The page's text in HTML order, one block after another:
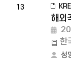
13
해외
한
성